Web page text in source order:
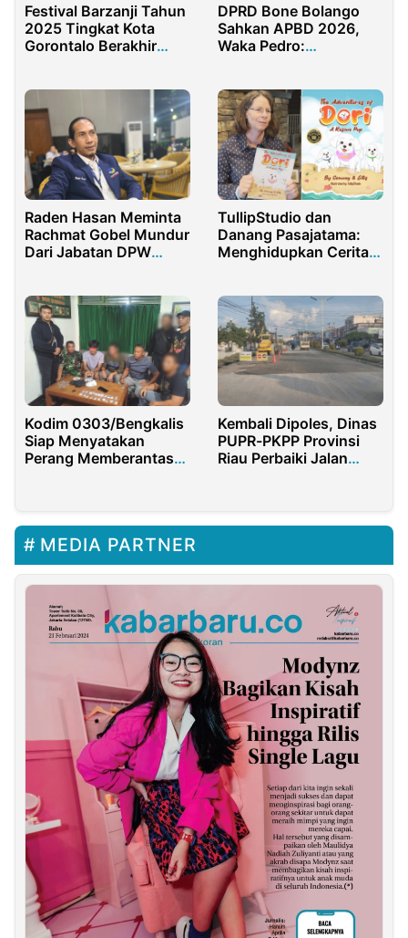
Festival Barzanji Tahun
2025 Tingkat Kota
Gorontalo Berakhir
DPRD Bone Bolango
Sahkan APBD 2026,
Waka Pedro:
Masyarakat
Raden Hasan Meminta
Rachmat Gobel Mundur
Dari Jabatan DPW
TullipStudio dan
Danang Pasajatama:
Menghidupkan Cerita
Kodim 0303/Bengkalis
Siap Menyatakan
Perang Memberantas
Kembali Dipoles, Dinas
PUPR-PKPP Provinsi
Riau Perbaiki Jalan
MEDIA PARTNER